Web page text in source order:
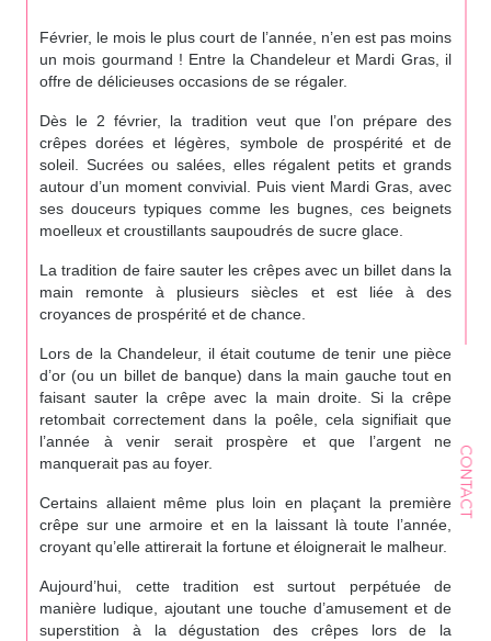
CONTACT
Février, le mois le plus court de l’année, n’en est pas moins
un mois gourmand ! Entre la Chandeleur et Mardi Gras, il
offre de délicieuses occasions de se régaler.
Dès le 2 février, la tradition veut que l’on prépare des
crêpes dorées et légères, symbole de prospérité et de
soleil. Sucrées ou salées, elles régalent petits et grands
autour d’un moment convivial. Puis vient Mardi Gras, avec
ses douceurs typiques comme les bugnes, ces beignets
moelleux et croustillants saupoudrés de sucre glace.
La tradition de faire sauter les crêpes avec un billet dans la
main remonte à plusieurs siècles et est liée à des
croyances de prospérité et de chance.
Lors de la Chandeleur, il était coutume de tenir une pièce
d’or (ou un billet de banque) dans la main gauche tout en
faisant sauter la crêpe avec la main droite. Si la crêpe
retombait correctement dans la poêle, cela signifiait que
l’année à venir serait prospère et que l’argent ne
manquerait pas au foyer.
Certains allaient même plus loin en plaçant la première
crêpe sur une armoire et en la laissant là toute l’année,
croyant qu’elle attirerait la fortune et éloignerait le malheur.
Aujourd’hui, cette tradition est surtout perpétuée de
manière ludique, ajoutant une touche d’amusement et de
superstition à la dégustation des crêpes lors de la